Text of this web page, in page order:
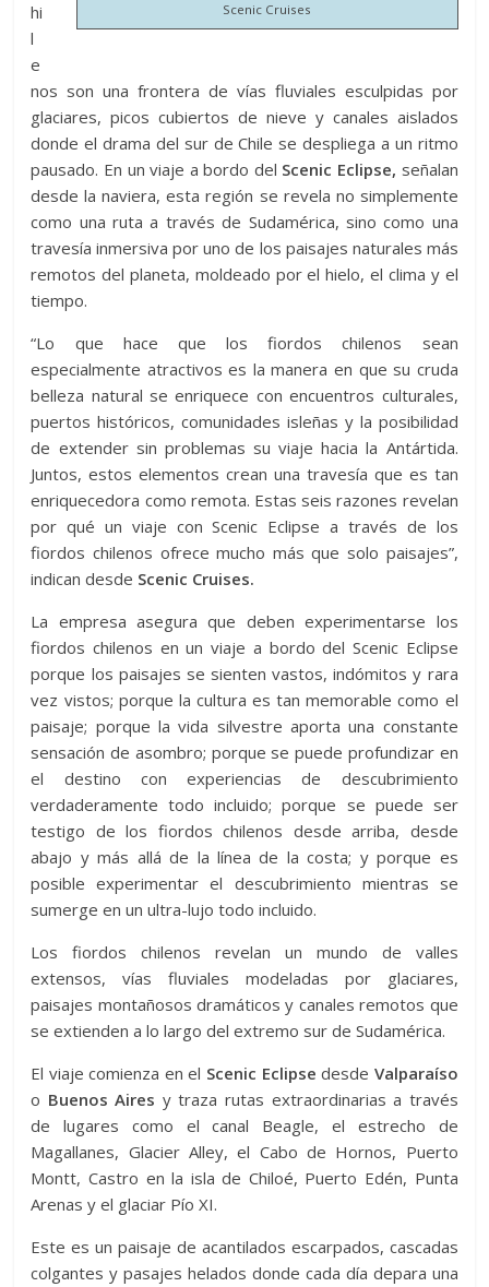
Scenic Cruises
hi
l
e
nos son una frontera de vías fluviales esculpidas por
glaciares, picos cubiertos de nieve y canales aislados
donde el drama del sur de Chile se despliega a un ritmo
pausado. En un viaje a bordo del Scenic Eclipse, señalan
desde la naviera, esta región se revela no simplemente
como una ruta a través de Sudamérica, sino como una
travesía inmersiva por uno de los paisajes naturales más
remotos del planeta, moldeado por el hielo, el clima y el
tiempo.
“Lo que hace que los fiordos chilenos sean
especialmente atractivos es la manera en que su cruda
belleza natural se enriquece con encuentros culturales,
puertos históricos, comunidades isleñas y la posibilidad
de extender sin problemas su viaje hacia la Antártida.
Juntos, estos elementos crean una travesía que es tan
enriquecedora como remota. Estas seis razones revelan
por qué un viaje con Scenic Eclipse a través de los
fiordos chilenos ofrece mucho más que solo paisajes”,
indican desde Scenic Cruises.
La empresa asegura que deben experimentarse los
fiordos chilenos en un viaje a bordo del Scenic Eclipse
porque los paisajes se sienten vastos, indómitos y rara
vez vistos; porque la cultura es tan memorable como el
paisaje; porque la vida silvestre aporta una constante
sensación de asombro; porque se puede profundizar en
el destino con experiencias de descubrimiento
verdaderamente todo incluido; porque se puede ser
testigo de los fiordos chilenos desde arriba, desde
abajo y más allá de la línea de la costa; y porque es
posible experimentar el descubrimiento mientras se
sumerge en un ultra-lujo todo incluido.
Los fiordos chilenos revelan un mundo de valles
extensos, vías fluviales modeladas por glaciares,
paisajes montañosos dramáticos y canales remotos que
se extienden a lo largo del extremo sur de Sudamérica.
El viaje comienza en el Scenic Eclipse desde Valparaíso
o Buenos Aires y traza rutas extraordinarias a través
de lugares como el canal Beagle, el estrecho de
Magallanes, Glacier Alley, el Cabo de Hornos, Puerto
Montt, Castro en la isla de Chiloé, Puerto Edén, Punta
Arenas y el glaciar Pío XI.
Este es un paisaje de acantilados escarpados, cascadas
colgantes y pasajes helados donde cada día depara una